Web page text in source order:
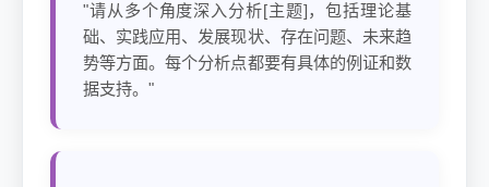
"请从多个角度深入分析[主题]，包括理论基
础、实践应用、发展现状、存在问题、未来趋
势等方面。每个分析点都要有具体的例证和数
据支持。"